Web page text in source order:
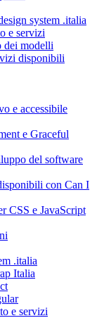
system .italia
e servizi
dei modelli
disponibili
e accessibile
e Graceful
del software
con Can I
CSS e JavaScript
.italia
Italia
e servizi